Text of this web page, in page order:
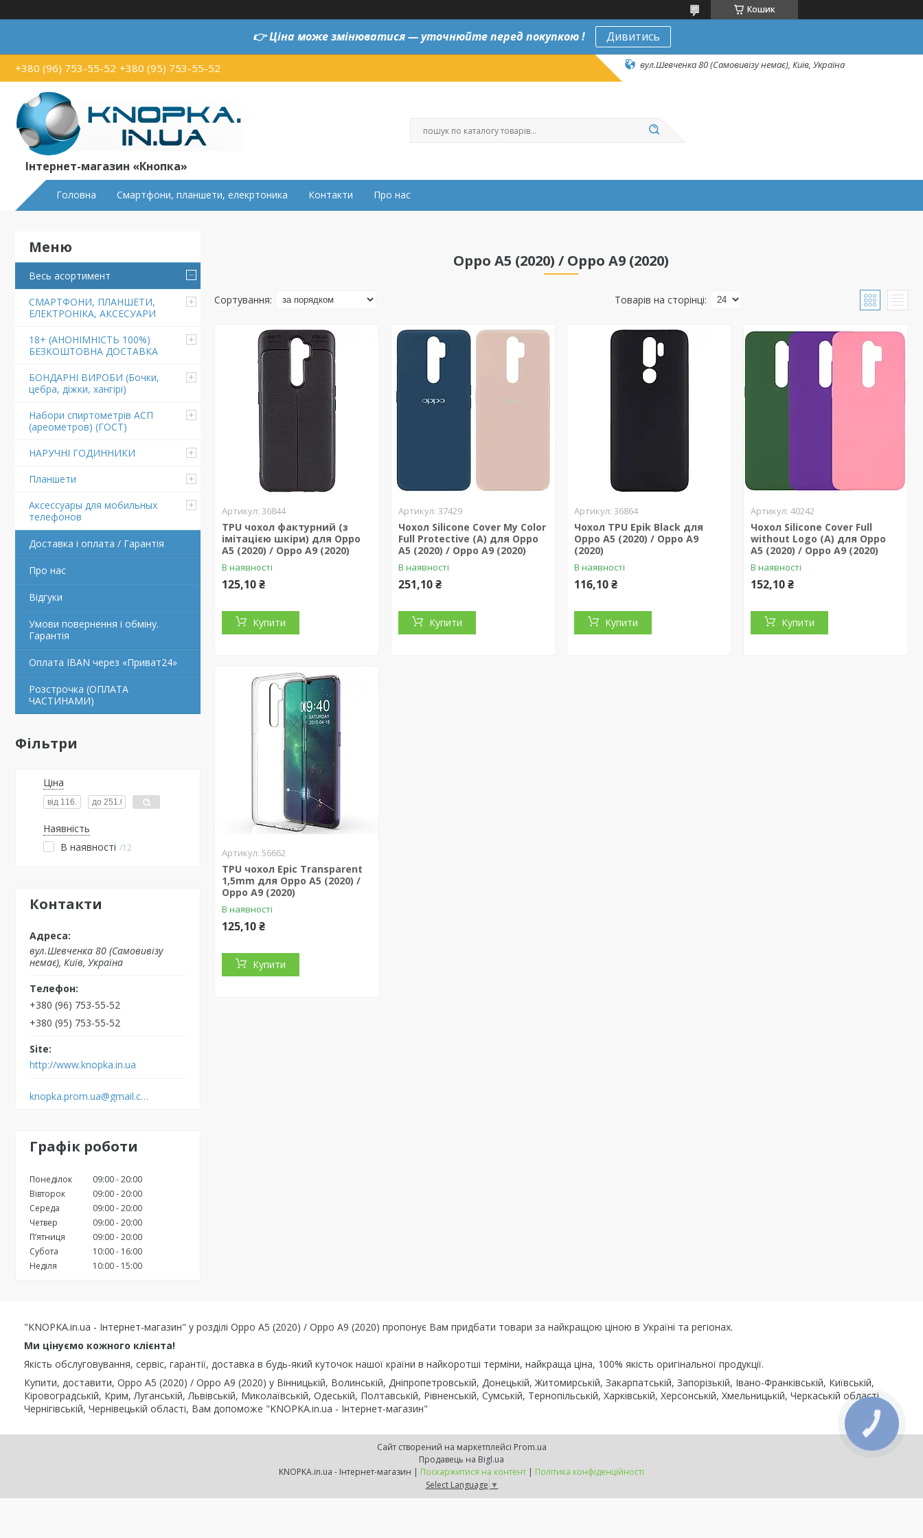
Кошик
👉Ціна може змінюватися — уточнюйте перед покупкою ! Дивитись
+380 (96) 753-55-52 +380 (95) 753-55-52 вул.Шевченка 80 (Самовивізу немає), Київ, Україна
Інтернет-магазин «Кнопка»
Головна Смартфони, планшети, елекртоника Контакти Про нас
Весь асортимент
СМАРТФОНИ, ПЛАНШЕТИ,
ЕЛЕКТРОНІКА, АКСЕСУАРИ
18+ (АНОНІМНІСТЬ 100%)
БЕЗКОШТОВНА ДОСТАВКА
БОНДАРНІ ВИРОБИ (Бочки,
цебра, діжки, хангірі)
Набори спиртометрів АСП
(ареометров) (ГОСТ)
НАРУЧНІ ГОДИННИКИ
Планшети
Аксессуары для мобильных
телефонов
Доставка і оплата / Гарантія
Про нас
Відгуки
Умови повернення і обміну.
Гарантія
Оплата IBAN через «Приват24»
Розстрочка (ОПЛАТА
ЧАСТИНАМИ)
Фільтри
Ціна
Наявність
В наявності
12
Контакти
вул.Шевченка 80 (Самовивізу
немає), Київ, Україна
+380 (96) 753-55-52
+380 (95) 753-55-52
http://www.knopka.in.ua
knopka.prom.ua@gmail.com
Графік роботи
Понеділок 09:00 20:00
Вівторок
09:00 20:00
Середа
09:00 20:00
Четвер
09:00 20:00
Пʼятниця
09:00 20:00
Субота
10:00
16:00
Неділя
10:00 15:00
Oppo A5 (2020) / Oppo A9 (2020)
36844
TPU чохол фактурний (з
імітацією шкіри) для Oppo
A5 (2020) / Oppo A9 (2020)
В наявності
125,10 ₴
Купити
37429
Чохол Silicone Cover My Color
Full Protective (A) для Oppo
A5 (2020) / Oppo A9 (2020)
В наявності
251,10 ₴
Купити
36864
Чохол TPU Epik Black для
Oppo A5 (2020) / Oppo A9
(2020)
В наявності
116,10 ₴
Купити
40242
Чохол Silicone Cover Full
without Logo (A) для Oppo
A5 (2020) / Oppo A9 (2020)
В наявності
152,10 ₴
Купити
56662
TPU чохол Epic Transparent
1,5mm для Oppo A5 (2020) /
Oppo A9 (2020)
В наявності
125,10 ₴
Купити
"KNOPKA.in.ua - Інтернет-магазин" у розділі Oppo A5 (2020) / Oppo A9 (2020) пропонує Вам придбати товари за найкращою ціною в Україні та регіонах.
Ми цінуємо кожного клієнта!
Якість обслуговування, сервіс, гарантії, доставка в будь-який куточок нашої країни в найкоротші терміни, найкраща ціна, 100% якість оригінальної продукції.
Купити, доставити, Oppo A5 (2020) / Oppo A9 (2020) у Вінницькій, Волинській, Дніпропетровській, Донецькій, Житомирській, Закарпатській, Запорізькій, Івано-Франківській, Київській,
Кіровоградській, Крим, Луганській, Львівській, Миколаївській, Одеській, Полтавській, Рівненській, Сумській, Тернопільській, Харківській, Херсонській, Хмельницькій, Черкаській області,
Чернігівській, Чернівецькій області, Вам допоможе "KNOPKA.in.ua - Інтернет-магазин"
Сайт створений на маркетплейсі Prom.ua
Продавець на Bigl.ua
KNOPKA.in.ua - Інтернет-магазин | Поскаржитися на контент | Політика конфіденційності
Select Language ▼
КНОПКА
ЗВ'ЯЗКУ